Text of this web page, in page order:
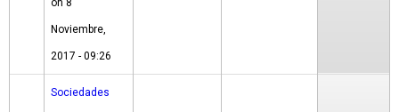
on 8
Noviembre,
2017 - 09:26
Sociedades